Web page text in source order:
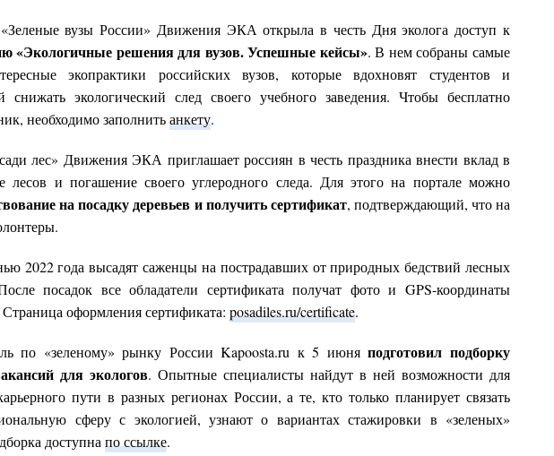
«Зеленые вузы России» Движения ЭКА открыла в честь Дня эколога доступ к
«Экологичные решения для вузов. Успешные кейсы». В нем собраны самые
экопрактики российских вузов, которые вдохновят студентов и
снижать экологический след своего учебного заведения. Чтобы бесплатно
необходимо заполнитьанкету.
лес» Движения ЭКА приглашает россиян в честь праздника внести вклад в
лесов и погашение своего углеродного следа. Для этого на портале можно
напосадкудеревьев иполучитьсертификат, подтверждающий, что на
2022 года высадят саженцы на пострадавших от природных бедствий лесных
посадок все обладатели сертификата получат фото и GPS-координаты
оформления сертификата: posadiles.ru/certificate.
по «зеленому» рынку России Kapoosta.ru к 5 июняподготовил подборку
для экологов. Опытные специалисты найдут в ней возможности для
пути в разных регионах России, а те, кто только планирует связать
сферу с экологией, узнают о вариантах стажировки в «зеленых»
доступна по ссылке.